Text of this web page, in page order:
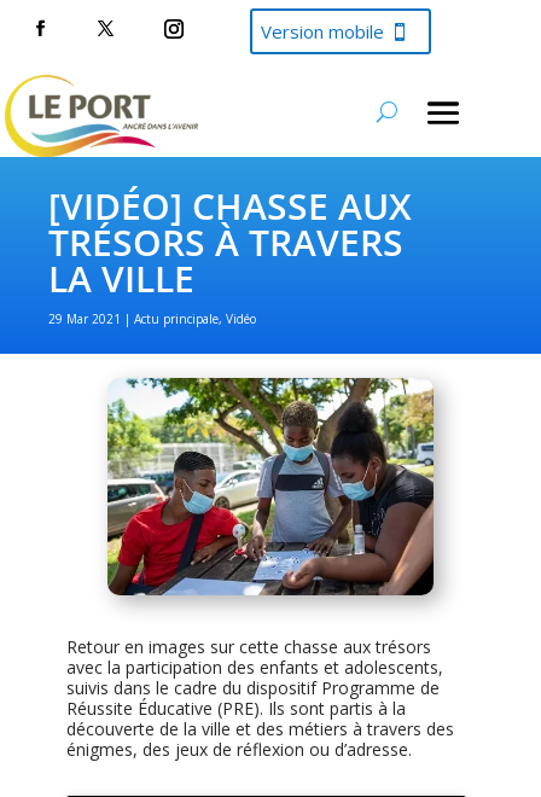
Version mobile
[VIDÉO] CHASSE AUX
TRÉSORS À TRAVERS
LA VILLE
29 Mar 2021 Actu principale,Vidéo
Retour en images sur cette chasse aux trésors
avec la participation des enfants et adolescents,
suivis dans le cadre du dispositif Programme de
Réussite Éducative (PRE). Ils sont partis à la
découverte de la ville et des métiers à travers des
énigmes, des jeux de réflexion ou d’adresse.